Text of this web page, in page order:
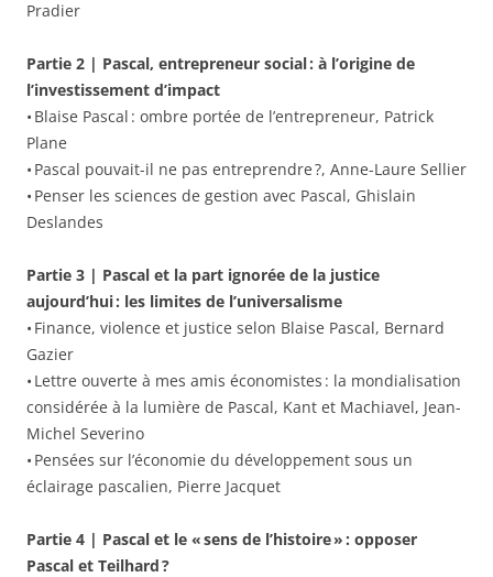
Pradier
Partie 2 | Pascal, entrepreneur social : à l’origine de
l’investissement d’impact
• Blaise Pascal : ombre portée de l’entrepreneur, Patrick
Plane
• Pascal pouvait-il ne pas entreprendre ?, Anne-Laure Sellier
• Penser les sciences de gestion avec Pascal, Ghislain
Deslandes
Partie 3 | Pascal et la part ignorée de la justice
aujourd’hui : les limites de l’universalisme
• Finance, violence et justice selon Blaise Pascal, Bernard
Gazier
• Lettre ouverte à mes amis économistes : la mondialisation
considérée à la lumière de Pascal, Kant et Machiavel, Jean-
Michel Severino
• Pensées sur l’économie du développement sous un
éclairage pascalien, Pierre Jacquet
Partie 4 | Pascal et le « sens de l’histoire » : opposer
Pascal et Teilhard ?